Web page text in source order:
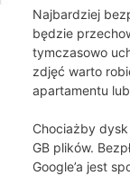
Najbardziej
będzie
tymczasowo
zdjęć warto
apartamentu
Chociażby
GB plików.
Google’a jest